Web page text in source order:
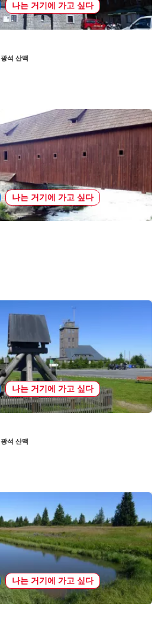
나는 거기에 가고 싶다
광석 산맥
나는 거기에 가고 싶다
나는 거기에 가고 싶다
광석 산맥
나는 거기에 가고 싶다